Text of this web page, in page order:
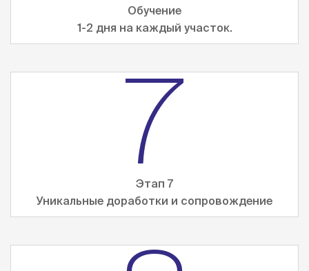
Обучение
1-2 дня на каждый участок.
7
Этап 7
Уникальные доработки и сопровождение